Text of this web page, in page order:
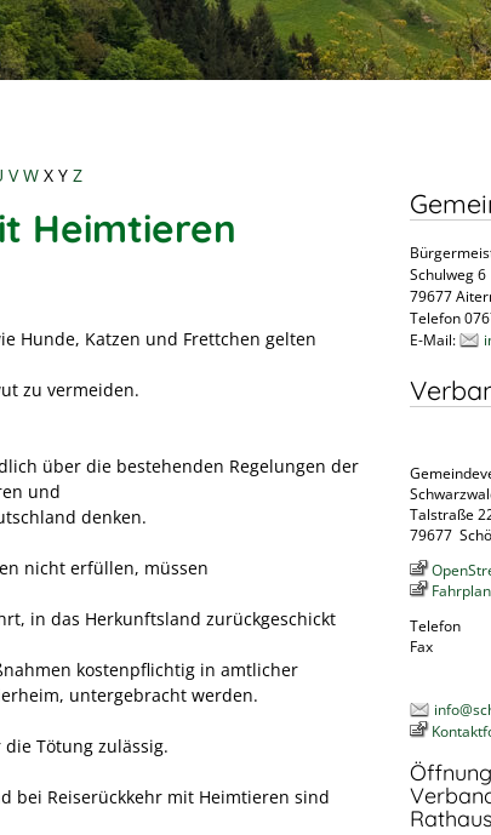
V W X Y Z
Heimtieren
Hunde, Katzen und Frettchen gelten
zu vermeiden.
über die bestehenden Regelungen der
und
denken.
nicht erfüllen, müssen
in das Herkunftsland zurückgeschickt
kostenpflichtig in amtlicher
untergebracht werden.
Tötung zulässig.
bei Reiserückkehr mit Heimtieren sind
Schulweg 6
79677
Telefon
E-Mail:
Talstraße
79677
Telefon
Fax